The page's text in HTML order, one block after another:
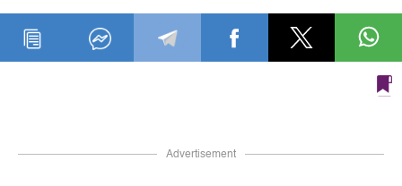
Advertisement